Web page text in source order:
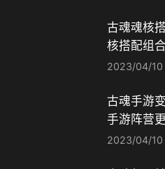
古魂魂核
核搭配组
2023/04/10
古魂手游
手游阵营
2023/04/10